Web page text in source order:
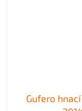
Gufero